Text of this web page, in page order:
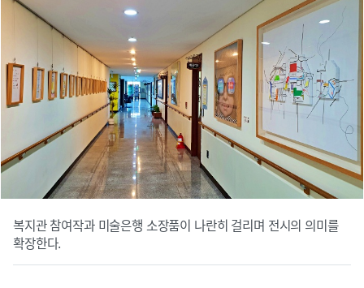
복지관 참여작과 미술은행 소장품이 나란히 걸리며 전시의 의미를
확장한다.